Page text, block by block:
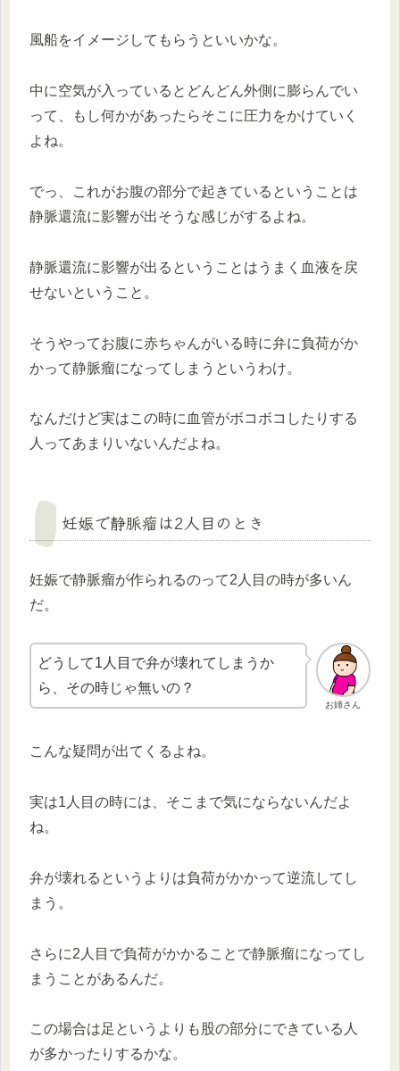
風船をイメージしてもらうといいかな。
中に空気が入っているとどんどん外側に膨らんでい
って、もし何かがあったらそこに圧力をかけていく
よね。
でっ、これがお腹の部分で起きているということは
静脈還流に影響が出そうな感じがするよね。
静脈還流に影響が出るということはうまく血液を戻
せないということ。
そうやってお腹に赤ちゃんがいる時に弁に負荷がか
かって静脈瘤になってしまうというわけ。
なんだけど実はこの時に血管がボコボコしたりする
人ってあまりいないんだよね。
妊娠で静脈瘤は2人目のとき
妊娠で静脈瘤が作られるのって2人目の時が多いん
だ。
お姉さん
どうして1人目で弁が壊れてしまうか
ら、その時じゃ無いの？
こんな疑問が出てくるよね。
実は1人目の時には、そこまで気にならないんだよ
ね。
弁が壊れるというよりは負荷がかかって逆流してし
まう。
さらに2人目で負荷がかかることで静脈瘤になってし
まうことがあるんだ。
この場合は足というよりも股の部分にできている人
が多かったりするかな。